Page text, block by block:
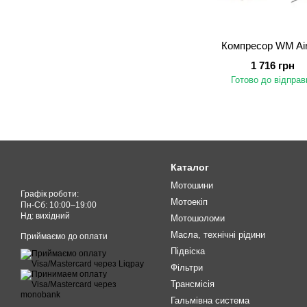
Компресор WM
1 716 грн
Готово до
Графік роботи:
Пн-Cб: 10:00–19:00
Нд: вихідний
Приймаємо до оплати
Каталог
Мотошини
Мотоекіп
Мотошоломи
Масла, технічні рідини
Підвіска
Фільтри
Трансмісія
Гальмівна система